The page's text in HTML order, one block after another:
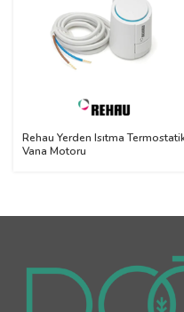
Rehau Yerden Isıtma
Vana Motoru